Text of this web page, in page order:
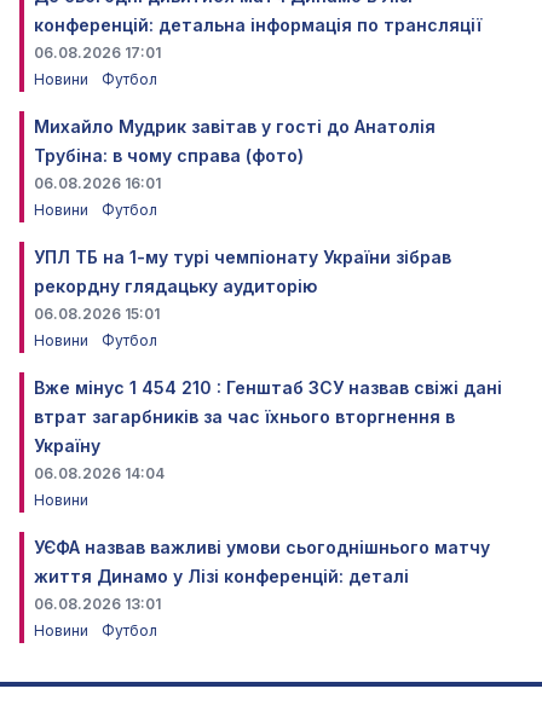
конференцій: детальна інформація по трансляції
06.08.2026 17:01
Новини
Футбол
Михайло Мудрик завітав у гості до Анатолія
Трубіна: в чому справа (фото)
06.08.2026 16:01
Новини
Футбол
УПЛ ТБ на 1-му турі чемпіонату України зібрав
рекордну глядацьку аудиторію
06.08.2026 15:01
Новини
Футбол
Вже мінус 1 454 210 : Генштаб ЗСУ назвав свіжі дані
втрат загарбників за час їхнього вторгнення в
Україну
06.08.2026 14:04
Новини
УЄФА назвав важливі умови сьогоднішнього матчу
життя Динамо у Лізі конференцій: деталі
06.08.2026 13:01
Новини
Футбол